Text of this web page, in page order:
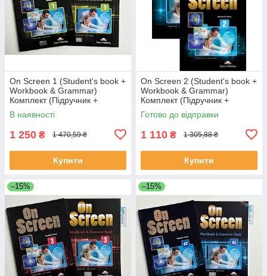
On Screen 1 (Student's book +
Workbook & Grammar)
Комплект (Підручник +
робочий зошит)
В наявності
1 250 ₴ 1 470,59 ₴
Купити
On Screen 2 (Student's book +
Workbook & Grammar)
Комплект (Підручник +
робочий зошит)
Готово до відправки
1 110 ₴ 1 305,88 ₴
Купити
–15% –15%